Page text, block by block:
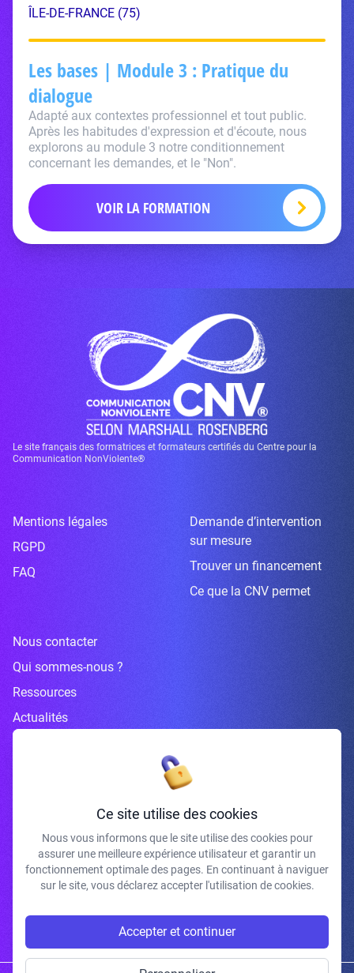
ÎLE-DE-FRANCE (75)
Les bases | Module 3 : Pratique du
dialogue
Adapté aux contextes professionnel et tout public.
Après les habitudes d'expression et d'écoute, nous
explorons au module 3 notre conditionnement
concernant les demandes, et le "Non".
VOIR LA FORMATION
Le site français des formatrices et formateurs certifiés du Centre pour la
Communication NonViolente®
Mentions légales
RGPD
FAQ
Demande d’intervention
sur mesure
Trouver un financement
Ce que la CNV permet
Nous contacter
Qui sommes-nous ?
Ressources
Actualités
Inscrivez-vous à la newsletter
J'accepte de recevoir vos e-mails et confirme avoir pris connaissance de
votre politique de confidentialité et mentions légales.
Ce site utilise des cookies
Nous vous informons que le site utilise des cookies pour
assurer une meilleure expérience utilisateur et garantir un
fonctionnement optimale des pages. En continuant à naviguer
sur le site, vous déclarez accepter l'utilisation de cookies.
Accepter et continuer